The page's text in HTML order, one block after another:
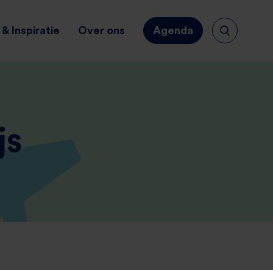
Inspiratie Over ons Agenda